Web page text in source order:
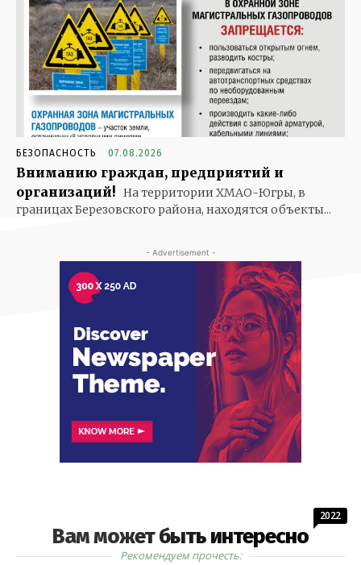
БЕЗОПАСНОСТЬ 07.08.2026
Вниманию граждан, предприятий и
организаций! На территории ХМАО-Югры, в
границах Березовского района, находятся объекты...
- Advertisement -
Вам может быть интересно
2022
Рекомендуем прочесть: